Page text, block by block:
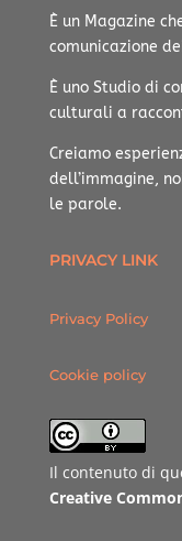
È un Magazine
comunicazione
È uno Studio di
culturali a
Creiamo
dell’immagine,
le parole.
PRIVACY LINK
Privacy Policy
Cookie policy
Il contenuto di
Creative